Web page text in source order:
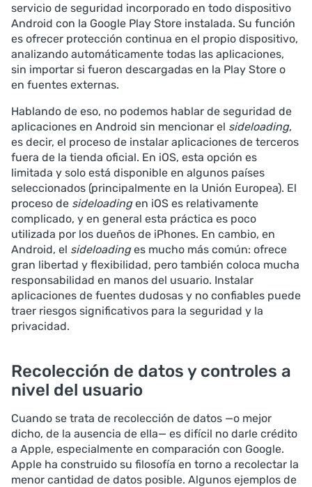
servicio de seguridad incorporado en todo dispositivo
Android con la Google Play Store instalada. Su función
es ofrecer protección continua en el propio dispositivo,
analizando automáticamente todas las aplicaciones,
sin importar si fueron descargadas en la Play Store o
en fuentes externas.
Hablando de eso, no podemos hablar de seguridad de
aplicaciones en Android sin mencionar el sideloading,
es decir, el proceso de instalar aplicaciones de terceros
fuera de la tienda oficial. En iOS, esta opción es
limitada y solo está disponible en algunos países
seleccionados (principalmente en la Unión Europea). El
proceso de sideloadingen iOS es relativamente
complicado, y en general esta práctica es poco
utilizada por los dueños de iPhones. En cambio, en
Android, el sideloadinges mucho más común: ofrece
gran libertad y flexibilidad, pero también coloca mucha
responsabilidad en manos del usuario. Instalar
aplicaciones de fuentes dudosas y no confiables puede
traer riesgos significativos para la seguridad y la
privacidad.
Recolección de datos y controles a
nivel del usuario
Cuando se trata de recolección de datos —o mejor
dicho, de la ausencia de ella— es difícil no darle crédito
a Apple, especialmente en comparación con Google.
Apple ha construido su filosofía en torno a recolectar la
menor cantidad de datos posible. Algunos ejemplos de